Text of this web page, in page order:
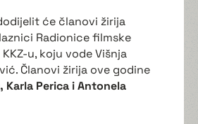
će članovi žirija
Radionice filmske
u, koju vode Višnja
Članovi žirija ove godine
Karla Perica i Antonela